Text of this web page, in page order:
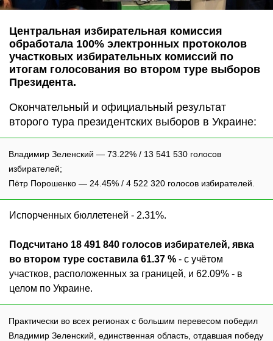
Центральная избирательная комиссия
обработала 100% электронных протоколов
участковых избирательных комиссий по
итогам голосования во втором туре выборов
Президента.
Окончательный и официальный результат
второго тура президентских выборов в Украине:
Владимир Зеленский — 73.22% / 13 541 530 голосов
избирателей;
Пётр Порошенко — 24.45% / 4 522 320 голосов избирателей.
Испорченных бюллетеней - 2.31%.
Подсчитано 18 491 840 голосов избирателей, явка
во втором туре составила 61.37 % - с учётом
участков, расположенных за границей, и 62.09% - в
целом по Украине.
Практически во всех регионах с большим перевесом победил
Владимир Зеленский, единственная область, отдавшая победу